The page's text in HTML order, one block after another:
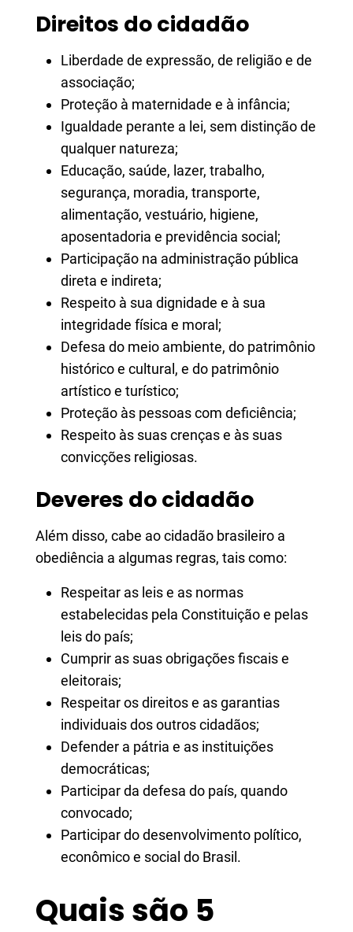
Direitos do cidadão
Liberdade de expressão, de religião e de
associação;
Proteção à maternidade e à infância;
Igualdade perante a lei, sem distinção de
qualquer natureza;
Educação, saúde, lazer, trabalho,
segurança, moradia, transporte,
alimentação, vestuário, higiene,
aposentadoria e previdência social;
Participação na administração pública
direta e indireta;
Respeito à sua dignidade e à sua
integridade física e moral;
Defesa do meio ambiente, do patrimônio
histórico e cultural, e do patrimônio
artístico e turístico;
Proteção às pessoas com deficiência;
Respeito às suas crenças e às suas
convicções religiosas.
Deveres do cidadão
Além disso, cabe ao cidadão brasileiro a
obediência a algumas regras, tais como:
Respeitar as leis e as normas
estabelecidas pela Constituição e pelas
leis do país;
Cumprir as suas obrigações fiscais e
eleitorais;
Respeitar os direitos e as garantias
individuais dos outros cidadãos;
Defender a pátria e as instituições
democráticas;
Participar da defesa do país, quando
convocado;
Participar do desenvolvimento político,
econômico e social do Brasil.
Quais são 5